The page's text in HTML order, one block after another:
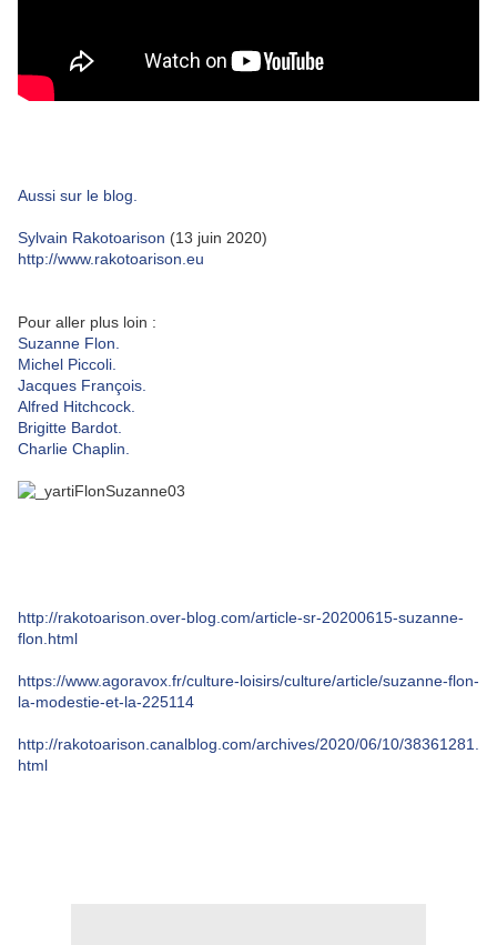
Aussi sur le blog.
Sylvain Rakotoarison (13 juin 2020)
http://www.rakotoarison.eu
Pour aller plus loin :
Suzanne Flon.
Michel Piccoli.
Jacques François.
Alfred Hitchcock.
Brigitte Bardot.
Charlie Chaplin.
http://rakotoarison.over-blog.com/article-sr-20200615-suzanne-
flon.html
https://www.agoravox.fr/culture-loisirs/culture/article/suzanne-flon-
la-modestie-et-la-225114
http://rakotoarison.canalblog.com/archives/2020/06/10/38361281.
html